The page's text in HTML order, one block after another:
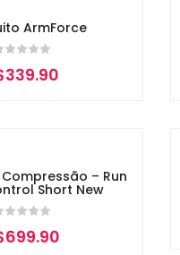
ArmForce
339.90
– Run
Short New
699.90